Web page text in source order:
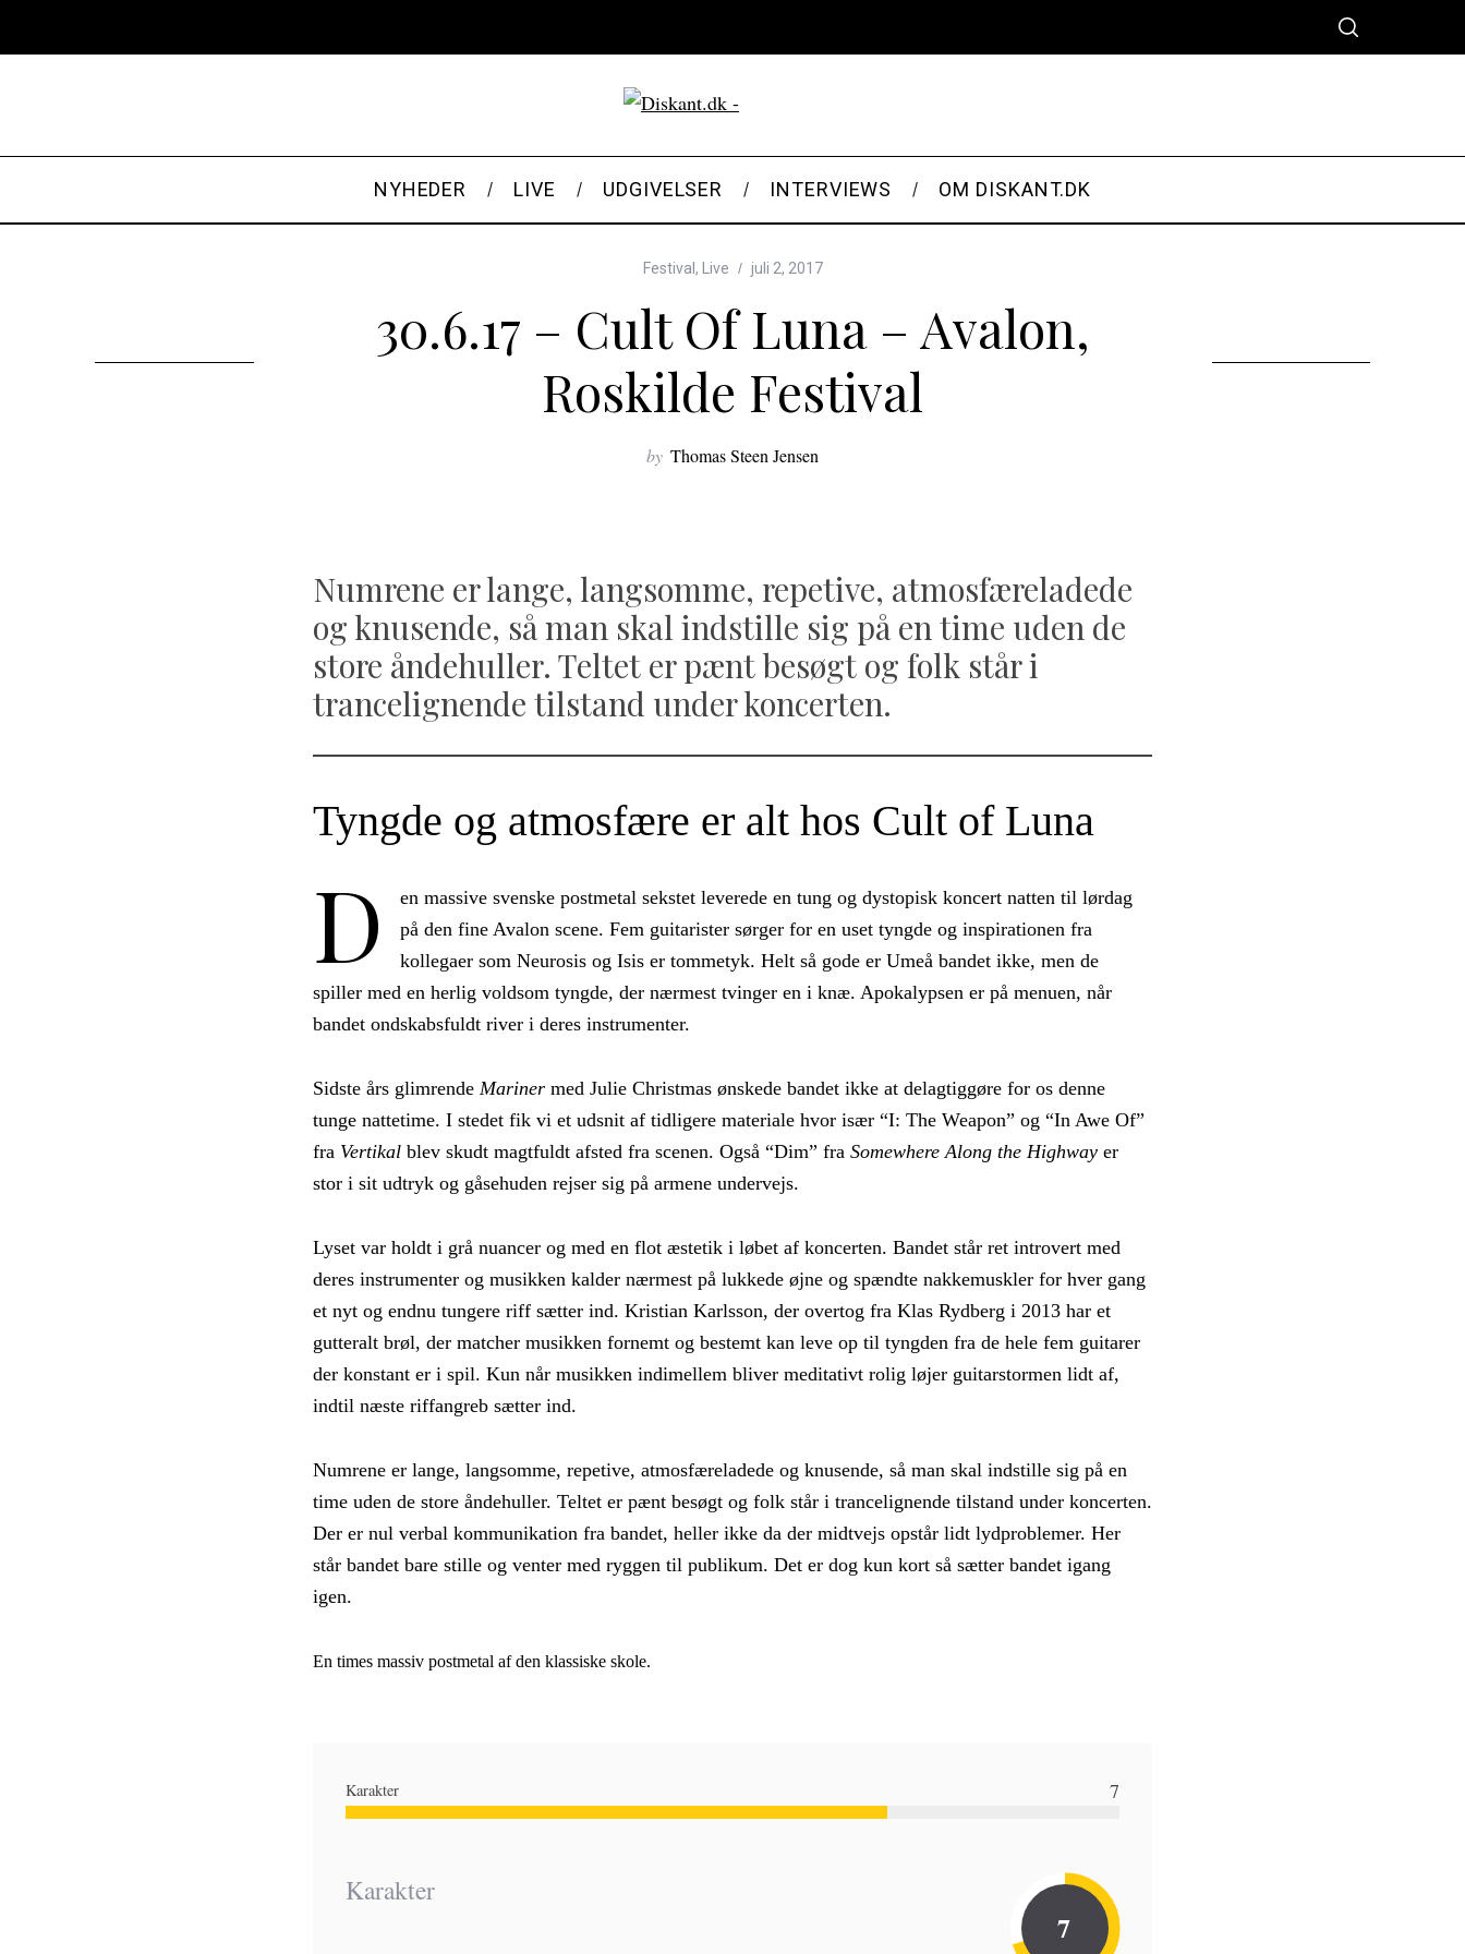
NYHEDER LIVE UDGIVELSER INTERVIEWS OM DISKANT.DK
Festival , Live juli 2, 2017
30.6.17 – Cult Of Luna – Avalon,
Roskilde Festival
by Thomas Steen Jensen
Numrene er lange, langsomme, repetive, atmosfæreladede
og knusende, så man skal indstille sig på en time uden de
store åndehuller. Teltet er pænt besøgt og folk står i
trancelignende tilstand under koncerten.
Tyngde og atmosfære er alt hos Cult of Luna
D
en massive svenske postmetal sekstet leverede en tung og dystopisk koncert natten til lørdag
på den fine Avalon scene. Fem guitarister sørger for en uset tyngde og inspirationen fra
kollegaer som Neurosis og Isis er tommetyk. Helt så gode er Umeå bandet ikke, men de
spiller med en herlig voldsom tyngde, der nærmest tvinger en i knæ. Apokalypsen er på menuen, når
bandet ondskabsfuldt river i deres instrumenter.
Sidste års glimrende Mariner med Julie Christmas ønskede bandet ikke at delagtiggøre for os denne
tunge nattetime. I stedet fik vi et udsnit af tidligere materiale hvor især “I: The Weapon” og “In Awe Of”
fra Vertikal blev skudt magtfuldt afsted fra scenen. Også “Dim” fra Somewhere Along the Highway er
stor i sit udtryk og gåsehuden rejser sig på armene undervejs.
Lyset var holdt i grå nuancer og med en flot æstetik i løbet af koncerten. Bandet står ret introvert med
deres instrumenter og musikken kalder nærmest på lukkede øjne og spændte nakkemuskler for hver gang
et nyt og endnu tungere riff sætter ind. Kristian Karlsson, der overtog fra Klas Rydberg i 2013 har et
gutteralt brøl, der matcher musikken fornemt og bestemt kan leve op til tyngden fra de hele fem guitarer
der konstant er i spil. Kun når musikken indimellem bliver meditativt rolig løjer guitarstormen lidt af,
indtil næste riffangreb sætter ind.
Numrene er lange, langsomme, repetive, atmosfæreladede og knusende, så man skal indstille sig på en
time uden de store åndehuller. Teltet er pænt besøgt og folk står i trancelignende tilstand under koncerten.
Der er nul verbal kommunikation fra bandet, heller ikke da der midtvejs opstår lidt lydproblemer. Her
står bandet bare stille og venter med ryggen til publikum. Det er dog kun kort så sætter bandet igang
igen.
En times massiv postmetal af den klassiske skole.
Karakter 7
Karakter
7